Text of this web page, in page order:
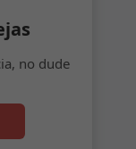
no dude